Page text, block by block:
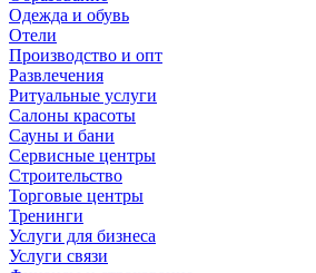
Одежда и обувь
Отели
Производство и опт
Развлечения
Ритуальные услуги
Салоны красоты
Сауны и бани
Сервисные центры
Строительство
Торговые центры
Тренинги
Услуги для бизнеса
Услуги связи